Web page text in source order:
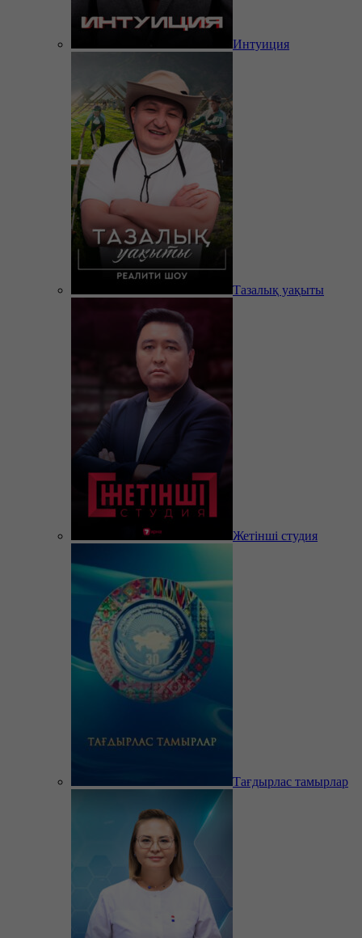
Интуиция
Тазалық уақыты
Жетінші студия
Тағдырлас тамырлар